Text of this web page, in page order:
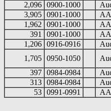
2,096 0900-1000
3,905 0901-1000
1,962
0901-1000
391
0901-1000
1,206 0916-0916
1,705 0950-1050
397 0984-0984
313 0984-0984
53 0991-0991